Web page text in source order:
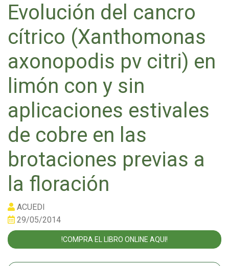
Evolución del cancro
cítrico (Xanthomonas
axonopodis pv citri) en
limón con y sin
aplicaciones estivales
de cobre en las
brotaciones previas a
la floración
ACUEDI
29/05/2014
!COMPRA EL LIBRO ONLINE AQUI!